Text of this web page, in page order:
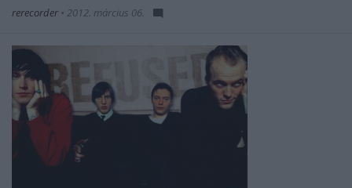
rerecorder • 2012. március 06.